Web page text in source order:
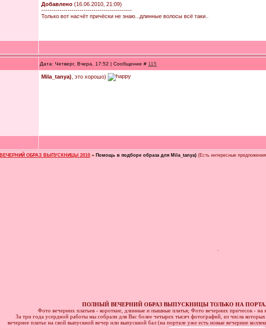
Добавлено (16.06.2010, 21:09)
---------------------------------------------
Только вот насчёт причёски не знаю...длинные волосы всё таки..
Дата: Четверг, Вчера, 17:52 | Сообщение #115
Mila_tanya) , это хорошо)
ВЕЧЕРНИЙ ОБРАЗ ВЫПУСКНИЦЫ 2010 » Помощь в подборе образа для Mila_tanya) (Есть интересные
.
ПОЛНЫЙ ВЕЧЕРНИЙ ОБРАЗ ВЫПУСКНИЦЫ ТОЛЬКО НА
Фото вечерних платьев - короткие, длинные и пышные платья; Фото вечерних причесок -
За три года усердной работы мы собрали для Вас более четырех тысяч фотографий, из числа
вечернее платье на свой выпускной вечер или выпускной бал (на портале уже есть новые вечерние